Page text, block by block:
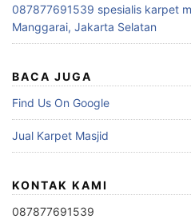
087877691539 spesialis karpet
Manggarai, Jakarta Selatan
BACA JUGA
Find Us On Google
Jual Karpet Masjid
KONTAK KAMI
087877691539